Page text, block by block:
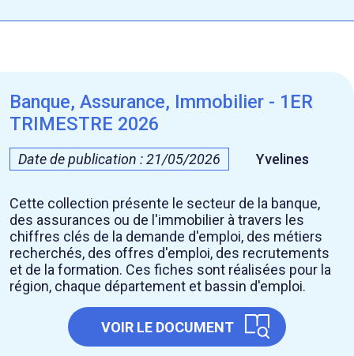
Banque, Assurance, Immobilier - 1ER
TRIMESTRE 2026
Date de publication : 21/05/2026 Yvelines
Cette collection présente le secteur de la banque,
des assurances ou de l'immobilier à travers les
chiffres clés de la demande d'emploi, des métiers
recherchés, des offres d'emploi, des recrutements
et de la formation. Ces fiches sont réalisées pour la
région, chaque département et bassin d'emploi.
VOIR LE DOCUMENT